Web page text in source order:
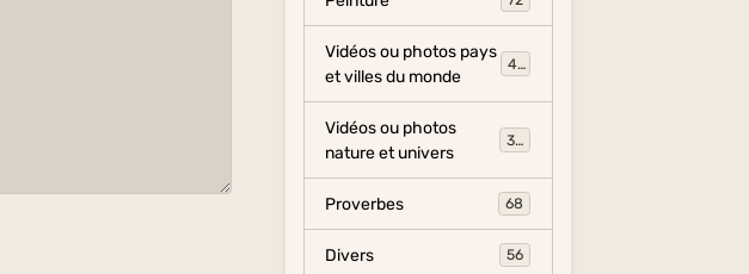
Vidéos ou photos pays
et villes du monde
454
Vidéos ou photos
nature et univers
325
Proverbes 68
Divers 56